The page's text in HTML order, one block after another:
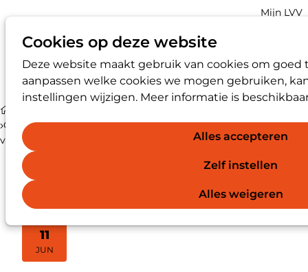
Cookies op deze website
Deze website maakt gebruik van cookies om goed
aanpassen welke cookies we mogen gebruiken,
instellingen wijzigen. Meer informatie is
Alles accepteren
Zelf instellen
Alles weigeren
Zoek
Account
Mijn LVV
Over LVV Jaarcongres 2026: Tussen luisteren en doen - de
vertrouwenspersoon in een complex krachtenveld (VP-0327)
11
JUN
2026